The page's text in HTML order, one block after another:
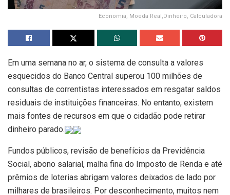
Economia, Moeda Real,Dinheiro, Calculadora
Em uma semana no ar, o sistema de consulta a valores
esquecidos do Banco Central superou 100 milhões de
consultas de correntistas interessados em resgatar saldos
residuais de instituições financeiras. No entanto, existem
mais fontes de recursos em que o cidadão pode retirar
dinheiro parado.
Fundos públicos, revisão de benefícios da Previdência
Social, abono salarial, malha fina do Imposto de Renda e até
prêmios de loterias abrigam valores deixados de lado por
milhares de brasileiros. Por desconhecimento, muitos nem